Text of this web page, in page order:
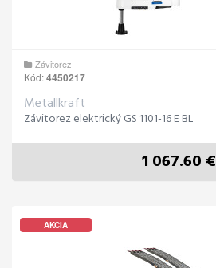
Závitorez
Kód:4450217
Metallkraft
Závitorez elektrický GS 1101-16 E BL
1 067.60 €
AKCIA